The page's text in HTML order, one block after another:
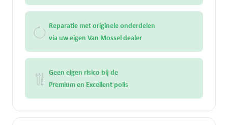
Reparatie met originele onderdelen
via uw eigen Van Mossel dealer
Geen eigen risico bij de
Premium en Excellent polis